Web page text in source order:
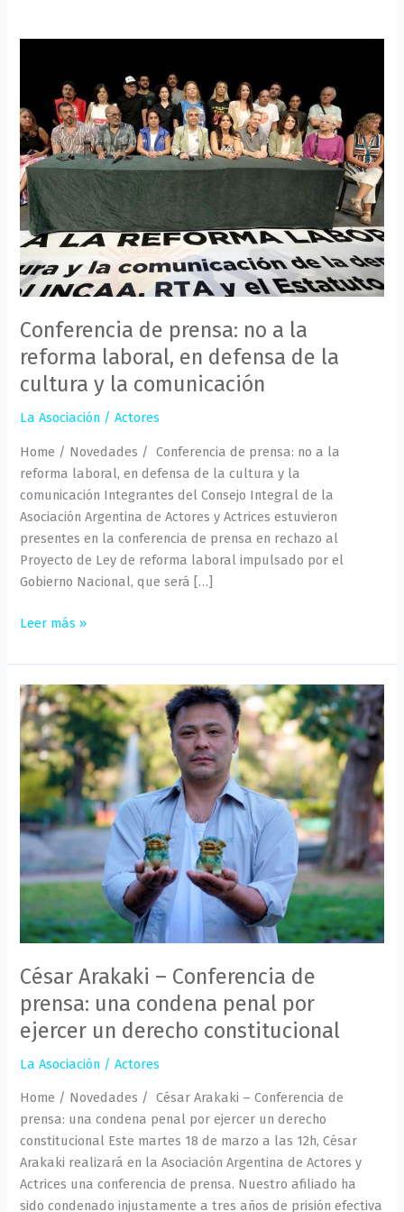
Conferencia de prensa: no a la
reforma laboral, en defensa de la
cultura y la comunicación
La Asociación /Actores
Home / Novedades / Conferencia de prensa: no a la
reforma laboral, en defensa de la cultura y la
comunicación Integrantes del Consejo Integral de la
Asociación Argentina de Actores y Actrices estuvieron
presentes en la conferencia de prensa en rechazo al
Proyecto de Ley de reforma laboral impulsado por el
Gobierno Nacional, que será […]
prensa:
no
a
la
reforma
laboral,
en
defensa
de
la
y
la
comunicación
Leer más »
César Arakaki – Conferencia de
prensa: una condena penal por
ejercer un derecho constitucional
La Asociación /Actores
Home / Novedades / César Arakaki – Conferencia de
prensa: una condena penal por ejercer un derecho
constitucional Este martes 18 de marzo a las 12h, César
Arakaki realizará en la Asociación Argentina de Actores y
Actrices una conferencia de prensa. Nuestro afiliado ha
sido condenado injustamente a tres años de prisión efectiva
César
Arakaki
–
Conferencia
de
prensa:
una
condena
penal
por
ejercer
un
constitucional